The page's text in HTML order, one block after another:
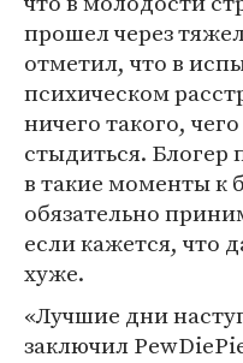
прошел через
отметил, что в
психическом
ничего такого,
стыдиться. Блогер
в такие моменты к
обязательно
если кажется, что
хуже.
«Лучшие дни
заключил